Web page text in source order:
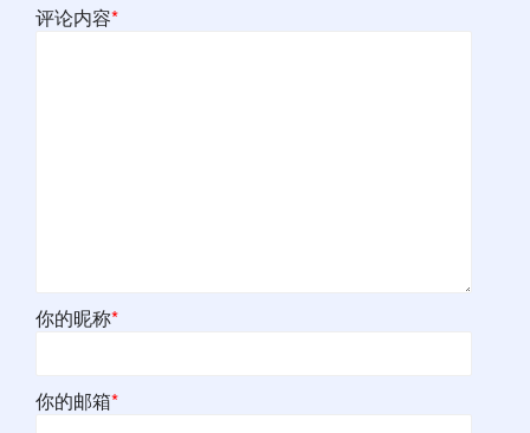
评论内容*
你的昵称*
你的邮箱*